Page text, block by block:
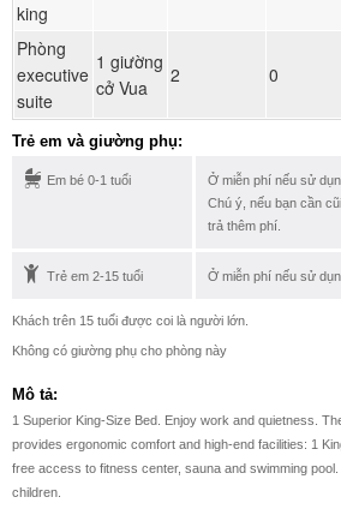
king
Phòng
executive
suite
1 giường
cở Vua
2 0
Trẻ em và giường phụ:
Em bé 0-1 tuổi
Ở miễn phí nếu sử
Chú ý, nếu bạn cần
trả thêm phí.
Trẻ em 2-15 tuổi Ở miễn phí nếu sử
Khách trên 15 tuổi được coi là người lớn.
Không có giường phụ cho phòng này
Mô tả:
1 Superior King-Size Bed. Enjoy work and quietness.
provides ergonomic comfort and high-end facilities: 1
free access to fitness center, sauna and swimming
children.